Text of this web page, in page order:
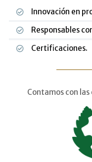
Innovación en
Responsables
Certificaciones.
Contamos con